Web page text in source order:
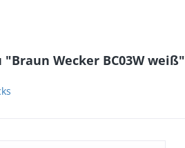
Wecker BC03W weiß"